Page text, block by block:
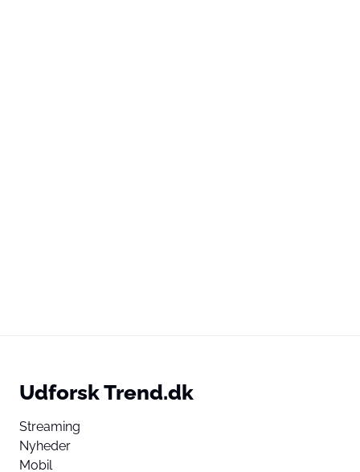
Udforsk Trend.dk
Streaming
Nyheder
Mobil